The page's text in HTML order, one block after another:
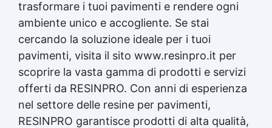
trasformare i tuoi pavimenti e rendere ogni
ambiente unico e accogliente. Se stai
cercando la soluzione ideale per i tuoi
pavimenti, visita il sito www.resinpro.it per
scoprire la vasta gamma di prodotti e servizi
offerti da RESINPRO. Con anni di esperienza
nel settore delle resine per pavimenti,
RESINPRO garantisce prodotti di alta qualità,